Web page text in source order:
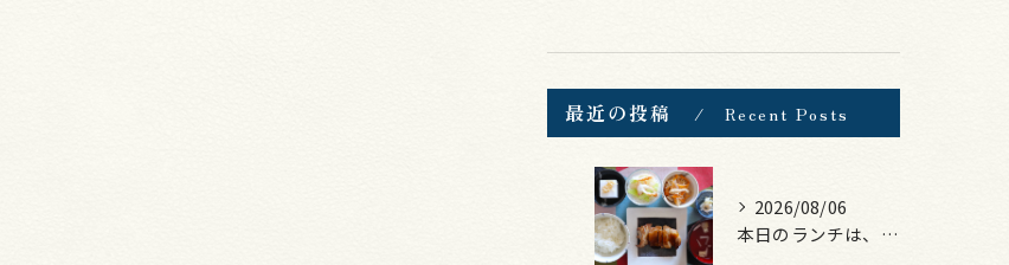
最近の投稿 Recent Posts
2026/08/06
本日のランチは、照焼きチキン！